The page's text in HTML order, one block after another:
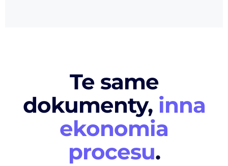
Te same
dokumenty, inna
ekonomia
procesu.